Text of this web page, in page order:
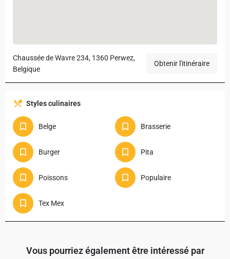
Chaussée de Wavre 234, 1360 Perwez,
Belgique
Obtenir l'itinéraire
Styles culinaires
Belge Brasserie
Burger Pita
Poissons Populaire
Tex Mex
Vous pourriez également être intéressé par